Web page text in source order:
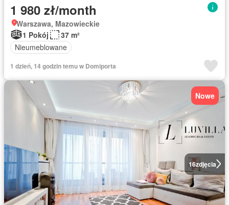
1 980 zł/month
Warszawa, Mazowieckie
1 Pokój
37 m²
Nieumeblowane
1 dzień, 14 godzin temu w Domiporta
16zdjęcia
Nowe